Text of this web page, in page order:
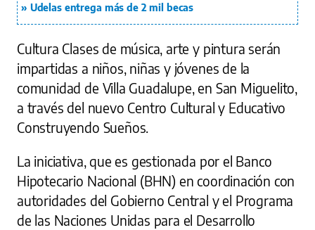
Udelas entrega más de 2 mil becas
Cultura Clases de música, arte y pintura serán
impartidas a niños, niñas y jóvenes de la
comunidad de Villa Guadalupe, en San Miguelito,
a través del nuevo Centro Cultural y Educativo
Construyendo Sueños.
La iniciativa, que es gestionada por el Banco
Hipotecario Nacional (BHN) en coordinación con
autoridades del Gobierno Central y el Programa
de las Naciones Unidas para el Desarrollo